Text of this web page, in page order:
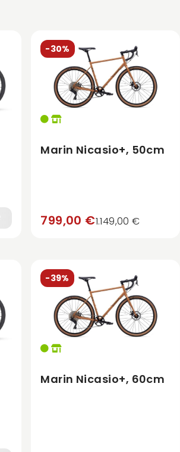
-30%
Marin Nicasio+, 50cm
799,00 €1.149,00 €
-39%
Marin Nicasio+, 60cm